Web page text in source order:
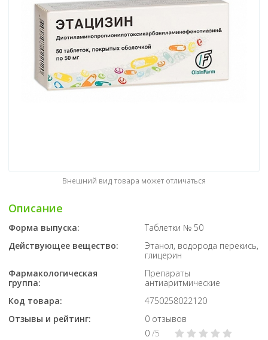
Внешний вид товара может отличаться
Описание
Форма выпуска:
Таблетки № 50
Действующее вещество:
Этанол, водорода перекись,
глицерин
Фармакологическая
группа:
Препараты
антиаритмические
Код товара:
4750258022120
Отзывы и рейтинг:
0 отзывов
0 /5